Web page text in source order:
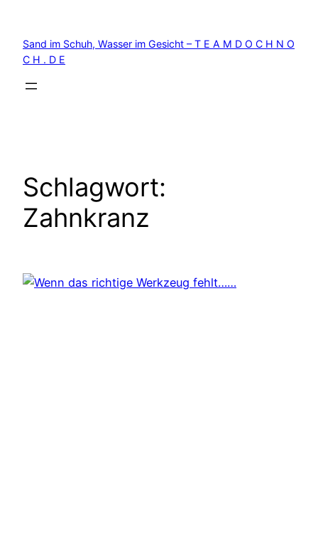
springen
Sand im Schuh, Wasser im Gesicht – T E A M D O C H N O
C H . D E
Schlagwort:
Zahnkranz